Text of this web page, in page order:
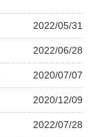
2022/05/31
2022/06/28
2020/07/07
2020/12/09
2022/07/28